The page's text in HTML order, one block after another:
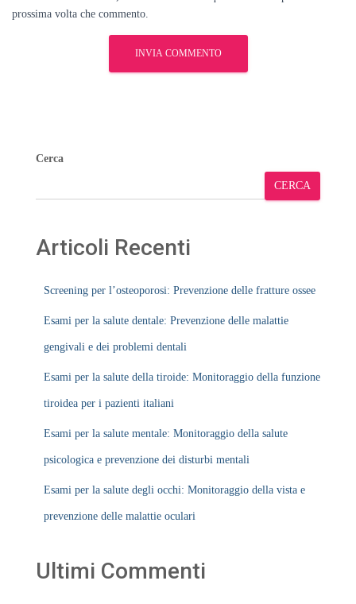
prossima volta che commento.
Cerca
CERCA
Articoli Recenti
Screening per l’osteoporosi: Prevenzione delle fratture ossee
Esami per la salute dentale: Prevenzione delle malattie
gengivali e dei problemi dentali
Esami per la salute della tiroide: Monitoraggio della funzione
tiroidea per i pazienti italiani
Esami per la salute mentale: Monitoraggio della salute
psicologica e prevenzione dei disturbi mentali
Esami per la salute degli occhi: Monitoraggio della vista e
prevenzione delle malattie oculari
Ultimi Commenti